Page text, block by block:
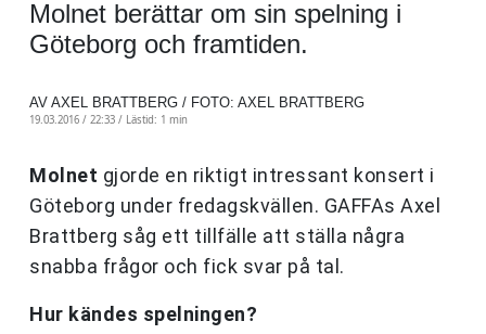
Molnet berättar om sin spelning i
Göteborg och framtiden.
AV AXEL BRATTBERG / FOTO: AXEL BRATTBERG
19.03.2016 / 22:33 / Lästid: 1 min
Molnet gjorde en riktigt intressant konsert i
Göteborg under fredagskvällen. GAFFAs Axel
Brattberg såg ett tillfälle att ställa några
snabba frågor och fick svar på tal.
Hur kändes spelningen?